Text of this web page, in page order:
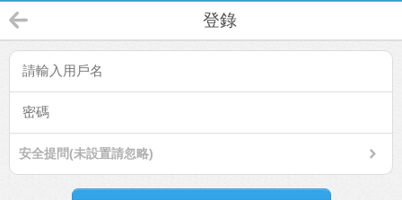
登錄
安全提問(未設置請忽略)